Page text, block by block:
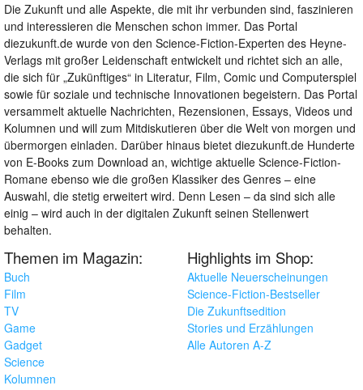
Die Zukunft und alle Aspekte, die mit ihr verbunden sind, faszinieren
und interessieren die Menschen schon immer. Das Portal
diezukunft.de wurde von den Science-Fiction-Experten des Heyne-
Verlags mit großer Leidenschaft entwickelt und richtet sich an alle,
die sich für „Zukünftiges“ in Literatur, Film, Comic und Computerspiel
sowie für soziale und technische Innovationen begeistern. Das Portal
versammelt aktuelle Nachrichten, Rezensionen, Essays, Videos und
Kolumnen und will zum Mitdiskutieren über die Welt von morgen und
übermorgen einladen. Darüber hinaus bietet diezukunft.de Hunderte
von E-Books zum Download an, wichtige aktuelle Science-Fiction-
Romane ebenso wie die großen Klassiker des Genres – eine
Auswahl, die stetig erweitert wird. Denn Lesen – da sind sich alle
einig – wird auch in der digitalen Zukunft seinen Stellenwert
behalten.
Themen im Magazin:
Buch
Film
TV
Game
Gadget
Science
Kolumnen
Highlights im Shop:
Aktuelle Neuerscheinungen
Science-Fiction-Bestseller
Die Zukunftsedition
Stories und Erzählungen
Alle Autoren A-Z